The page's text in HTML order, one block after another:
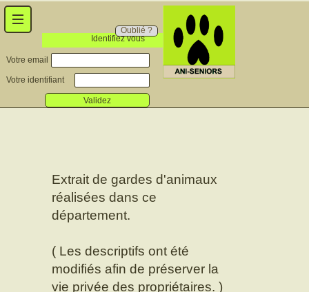
Identifiez vous
Oublié ?
Votre email
Votre identifiant
Validez
Extrait de gardes d'animaux
réalisées dans ce
département.
( Les descriptifs ont été
modifiés afin de préserver la
vie privée des propriétaires. )